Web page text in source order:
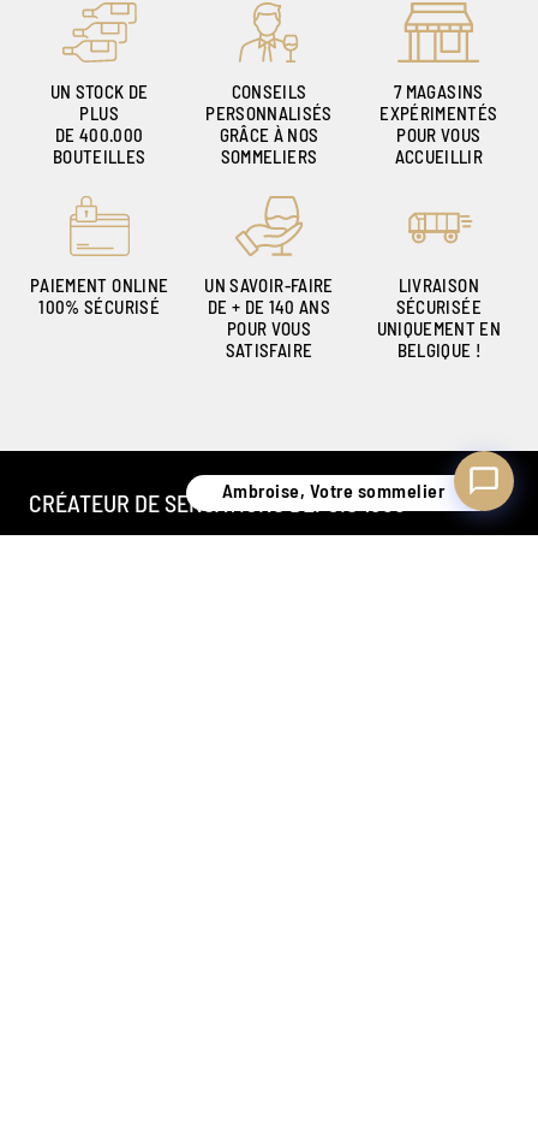
UN STOCK DE
PLUS
DE 400.000
BOUTEILLES
CONSEILS
PERSONNALISÉS
GRÂCE À NOS
SOMMELIERS
7 MAGASINS
EXPÉRIMENTÉS
POUR VOUS
ACCUEILLIR
PAIEMENT ONLINE
100% SÉCURISÉ
UN SAVOIR-FAIRE
DE + DE 140 ANS
POUR VOUS
SATISFAIRE
LIVRAISON
SÉCURISÉE
UNIQUEMENT EN
BELGIQUE !
CRÉATEUR DE SENSATIONS DEPUIS 1886
Ambroise, Votre sommelier
Ambroise, Votre sommelier
Disponible pour vous conseiller